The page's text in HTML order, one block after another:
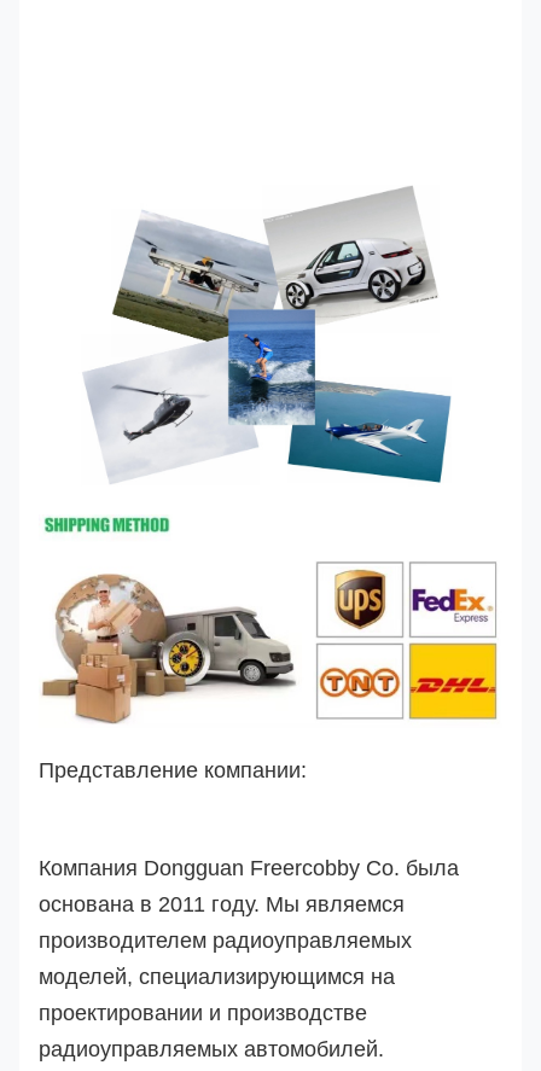
Представление компании:
Компания Dongguan Freercobby Co. была
основана в 2011 году. Мы являемся
производителем радиоуправляемых
моделей, специализирующимся на
проектировании и производстве
радиоуправляемых автомобилей.